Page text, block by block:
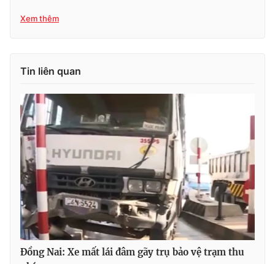
Theo dõi báo trên
Cơ quan chủ quản:
Đài Truyền hình Việt Nam
Cơ quan báo chí:Thời báo VTV
Giấy phép hoạt động báo in và báo điện tử số 483/GP-BTTTT
cấp ngày 29/12/2023
Tổng Biên tập:Vũ Thanh Thủy
Phó Tổng Biên tập:Nguyễn Thị Mỹ Hạnh, Phạm Quốc Thắng,
Nguyễn Trọng Ninh
Tổng đài VTV:024.38 355 931 - 024.38 355 932
Xem thêm
Tin liên quan
Đồng Nai: Xe mất lái đâm gãy trụ bảo vệ trạm thu